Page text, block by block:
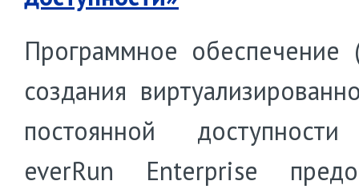
Программное
создания
постоянной
everRun Enterprise